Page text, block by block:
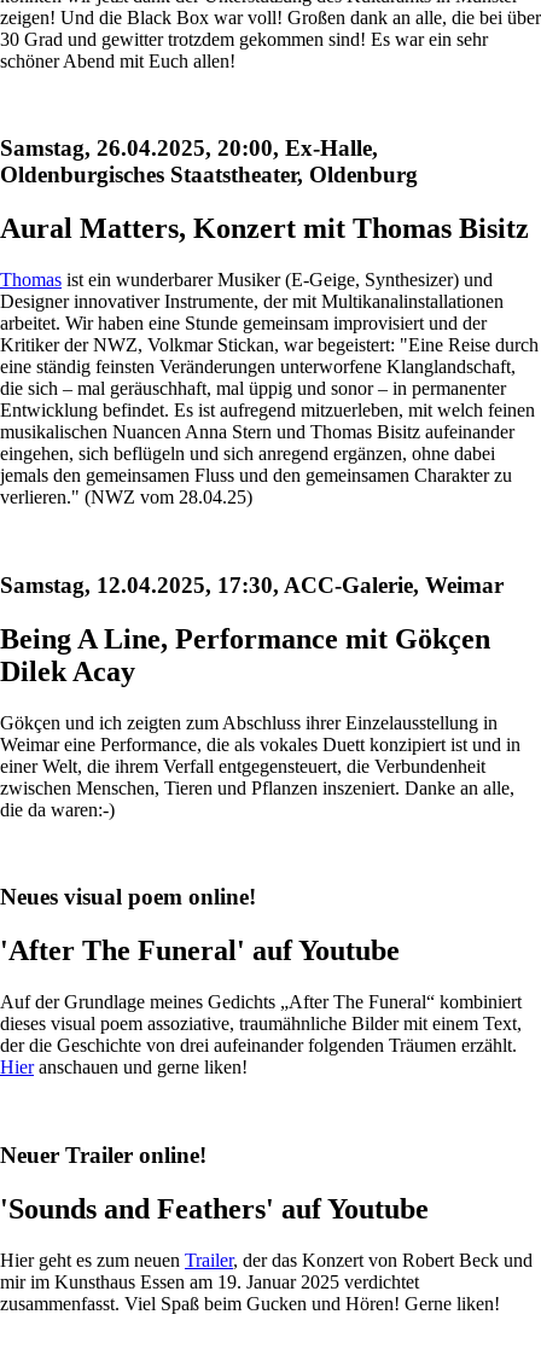
zeigen! Und die Black Box war voll! Großen dank an alle, die bei über
30 Grad und gewitter trotzdem gekommen sind! Es war ein sehr
schöner Abend mit Euch allen!
Samstag, 26.04.2025, 20:00, Ex-Halle,
Oldenburgisches Staatstheater, Oldenburg
Aural Matters, Konzert mit Thomas Bisitz
Thomas ist ein wunderbarer Musiker (E-Geige, Synthesizer) und
Designer innovativer Instrumente, der mit Multikanalinstallationen
arbeitet. Wir haben eine Stunde gemeinsam improvisiert und der
Kritiker der NWZ, Volkmar Stickan, war begeistert: "Eine Reise durch
eine ständig feinsten Veränderungen unterworfene Klanglandschaft,
die sich – mal geräuschhaft, mal üppig und sonor – in permanenter
Entwicklung befindet. Es ist aufregend mitzuerleben, mit welch feinen
musikalischen Nuancen Anna Stern und Thomas Bisitz aufeinander
eingehen, sich beflügeln und sich anregend ergänzen, ohne dabei
jemals den gemeinsamen Fluss und den gemeinsamen Charakter zu
verlieren." (NWZ vom 28.04.25)
Samstag, 12.04.2025, 17:30, ACC-Galerie, Weimar
Being A Line, Performance mit Gökçen
Dilek Acay
Gökçen und ich zeigten zum Abschluss ihrer Einzelausstellung in
Weimar eine Performance, die als vokales Duett konzipiert ist und in
einer Welt, die ihrem Verfall entgegensteuert, die Verbundenheit
zwischen Menschen, Tieren und Pflanzen inszeniert. Danke an alle,
die da waren:-)
Neues visual poem online!
'After The Funeral' auf Youtube
Auf der Grundlage meines Gedichts „After The Funeral“ kombiniert
dieses visual poem assoziative, traumähnliche Bilder mit einem Text,
der die Geschichte von drei aufeinander folgenden Träumen erzählt.
Hieranschauen und gerne liken!
Neuer Trailer online!
'Sounds and Feathers' auf Youtube
Hier geht es zum neuen Trailer, der das Konzert von Robert Beck und
mir im Kunsthaus Essen am 19. Januar 2025 verdichtet
zusammenfasst. Viel Spaß beim Gucken und Hören! Gerne liken!